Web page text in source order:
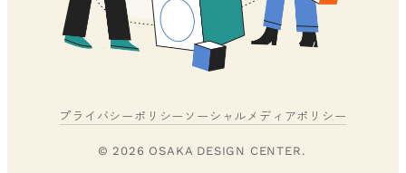
プライバシーポリシー ソーシャルメディアポリシー
© 2026 OSAKA DESIGN CENTER.